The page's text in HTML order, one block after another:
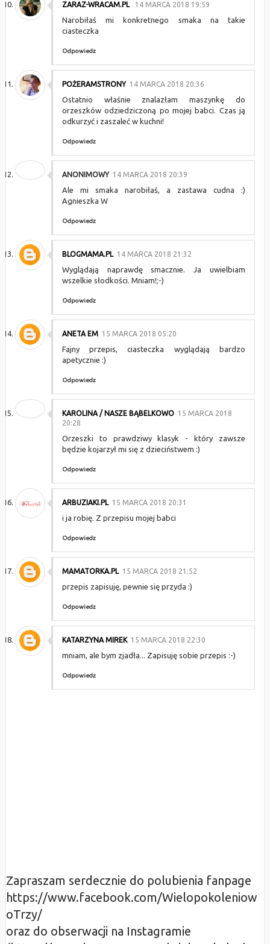
ZARAZ-WRACAM.PL 14 MARCA 2018 19:59
Narobiłaś mi konkretnego smaka na takie
ciasteczka
Odpowiedz
POŻERAMSTRONY 14 MARCA 2018 20:36
Ostatnio właśnie znalazłam maszynkę do
orzeszków odziedziczoną po mojej babci. Czas ją
odkurzyć i zaszaleć w kuchni!
Odpowiedz
ANONIMOWY 14 MARCA 2018 20:39
Ale mi smaka narobiłaś, a zastawa cudna :)
Agnieszka W
Odpowiedz
BLOGMAMA.PL 14 MARCA 2018 21:32
Wyglądają naprawdę smacznie. Ja uwielbiam
wszelkie słodkości. Mniam!;-)
Odpowiedz
ANETA EM 15 MARCA 2018 05:20
Fajny przepis, ciasteczka wyglądają bardzo
apetycznie :)
Odpowiedz
KAROLINA / NASZE BĄBELKOWO 15 MARCA 2018
20:28
Orzeszki to prawdziwy klasyk - który zawsze
będzie kojarzył mi się z dzieciństwem :)
Odpowiedz
ARBUZIAKI.PL 15 MARCA 2018 20:31
i ja robię. Z przepisu mojej babci
Odpowiedz
MAMATORKA.PL 15 MARCA 2018 21:52
przepis zapisuję, pewnie się przyda :)
Odpowiedz
KATARZYNA MIREK 15 MARCA 2018 22:30
mniam, ale bym zjadła... Zapisuję sobie przepis :-)
Odpowiedz
Zapraszam serdecznie do polubienia fanpage
https://www.facebook.com/Wielopokoleniow
oTrzy/
oraz do obserwacji na Instagramie